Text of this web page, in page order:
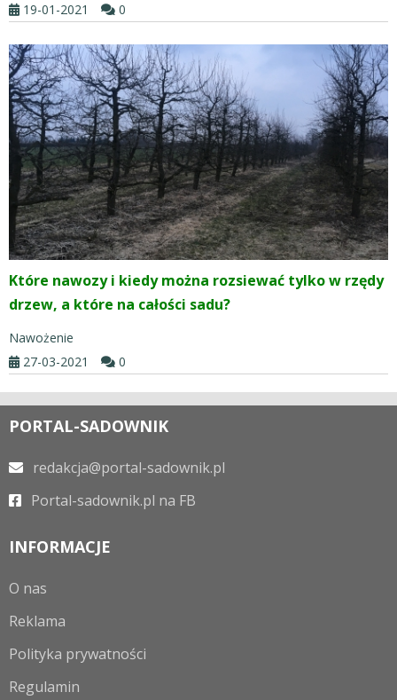
19-01-2021
0
Które nawozy i kiedy można rozsiewać tylko w rzędy
drzew, a które na całości sadu?
Nawożenie
27-03-2021
0
PORTAL-SADOWNIK
redakcja@portal-sadownik.pl
Portal-sadownik.pl na FB
INFORMACJE
O nas
Reklama
Polityka prywatności
Regulamin